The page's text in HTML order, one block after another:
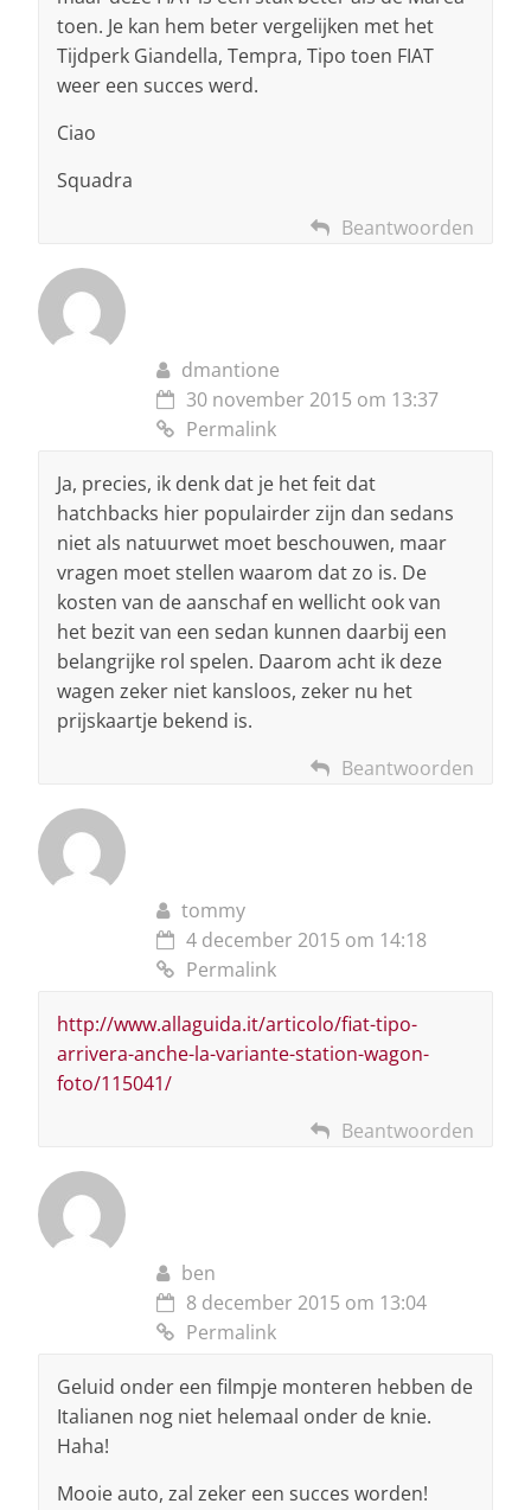
toen. Je kan hem beter vergelijken met het
Tijdperk Giandella, Tempra, Tipo toen FIAT
weer een succes werd.
Ciao
Squadra
Beantwoorden
dmantione
30 november 2015 om 13:37
Permalink
Ja, precies, ik denk dat je het feit dat
hatchbacks hier populairder zijn dan sedans
niet als natuurwet moet beschouwen, maar
vragen moet stellen waarom dat zo is. De
kosten van de aanschaf en wellicht ook van
het bezit van een sedan kunnen daarbij een
belangrijke rol spelen. Daarom acht ik deze
wagen zeker niet kansloos, zeker nu het
prijskaartje bekend is.
Beantwoorden
tommy
4 december 2015 om 14:18
Permalink
http://www.allaguida.it/articolo/fiat-tipo-
arrivera-anche-la-variante-station-wagon-
foto/115041/
Beantwoorden
ben
8 december 2015 om 13:04
Permalink
Geluid onder een filmpje monteren hebben de
Italianen nog niet helemaal onder de knie.
Haha!
Mooie auto, zal zeker een succes worden!